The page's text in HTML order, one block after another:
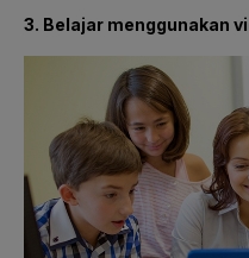
3. Belajar menggunakan